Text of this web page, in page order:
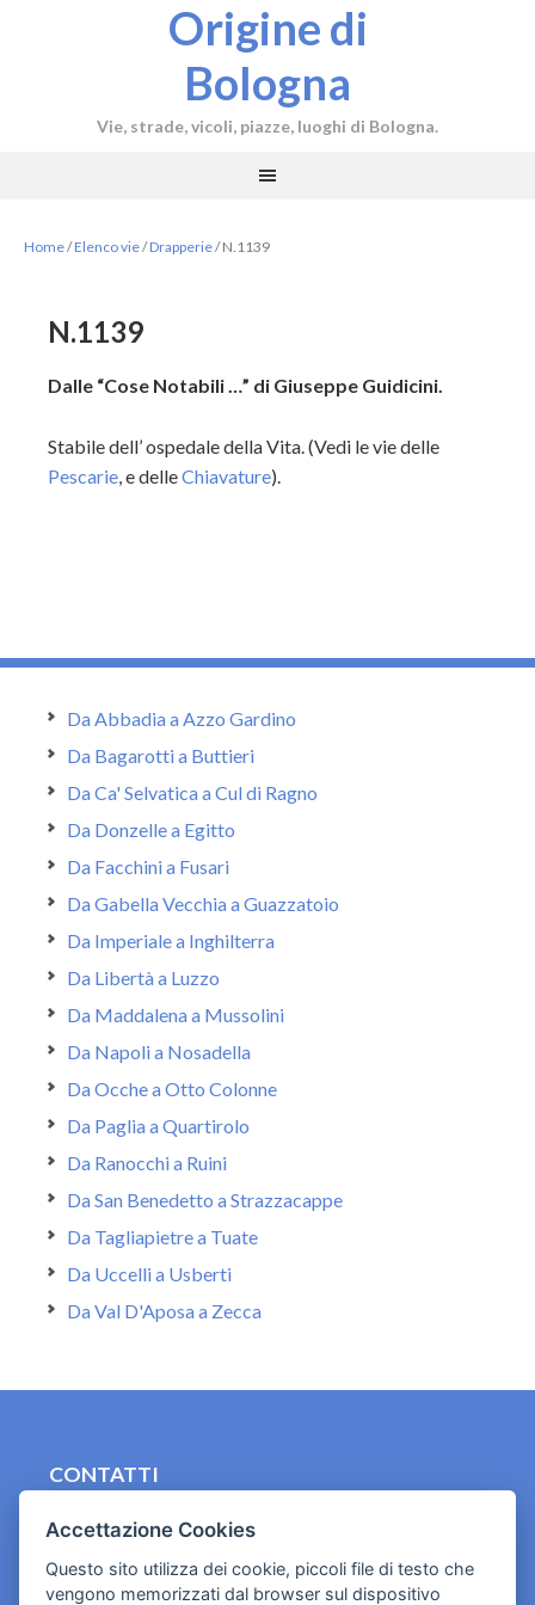
Origine di
Bologna
Vie, strade, vicoli, piazze, luoghi di Bologna.
Home/Elenco vie/Drapperie/N.1139
N.1139
Dalle “Cose Notabili …” di Giuseppe Guidicini.
Stabile dell’ ospedale della Vita. (Vedi le vie delle
Pescarie, e delleChiavature).
Da Abbadia a Azzo Gardino
Da Bagarotti a Buttieri
Da Ca' Selvatica a Cul di Ragno
Da Donzelle a Egitto
Da Facchini a Fusari
Da Gabella Vecchia a Guazzatoio
Da Imperiale a Inghilterra
Da Libertà a Luzzo
Da Maddalena a Mussolini
Da Napoli a Nosadella
Da Ocche a Otto Colonne
Da Paglia a Quartirolo
Da Ranocchi a Ruini
Da San Benedetto a Strazzacappe
Da Tagliapietre a Tuate
Da Uccelli a Usberti
Da Val D'Aposa a Zecca
CONTATTI
Cookies e informativa privacy
Accettazione Cookies
Questo sito utilizza dei cookie, piccoli file di testo che
vengono memorizzati dal browser sul dispositivo